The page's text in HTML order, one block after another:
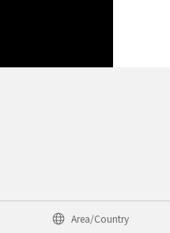
Area/Country